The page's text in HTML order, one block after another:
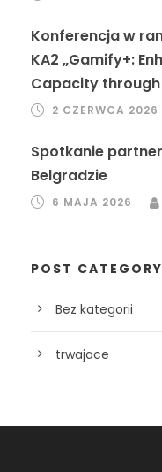
Konferencja w
KA2 „Gamify+:
Capacity through
2 CZERWCA 2026
Spotkanie
Belgradzie
6 MAJA 2026
POST CATEGORY
Bez kategorii
trwajace